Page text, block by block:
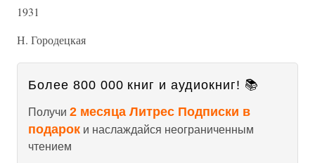
1931
Н. Городецкая
Более 800 000 книг и аудиокниг! 📚
Получи 2 месяца Литрес Подписки в
подарок и наслаждайся неограниченным
чтением